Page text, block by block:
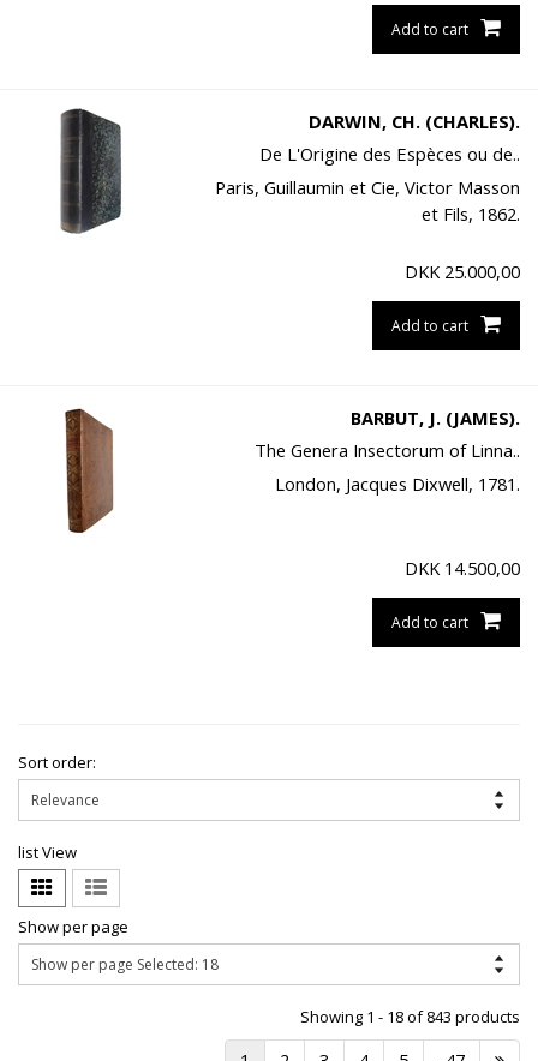
Add to cart
DARWIN, CH. (CHARLES).
De L'Origine des Espèces ou de..
Paris, Guillaumin et Cie, Victor Masson
et Fils, 1862.
DKK 25.000,00
Add to cart
BARBUT, J. (JAMES).
The Genera Insectorum of Linna..
London, Jacques Dixwell, 1781.
DKK 14.500,00
Add to cart
Sort order:
list View
Show per page
Showing 1 - 18 of 843 products